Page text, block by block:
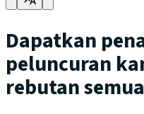
Dapatkan
peluncuran
rebutan